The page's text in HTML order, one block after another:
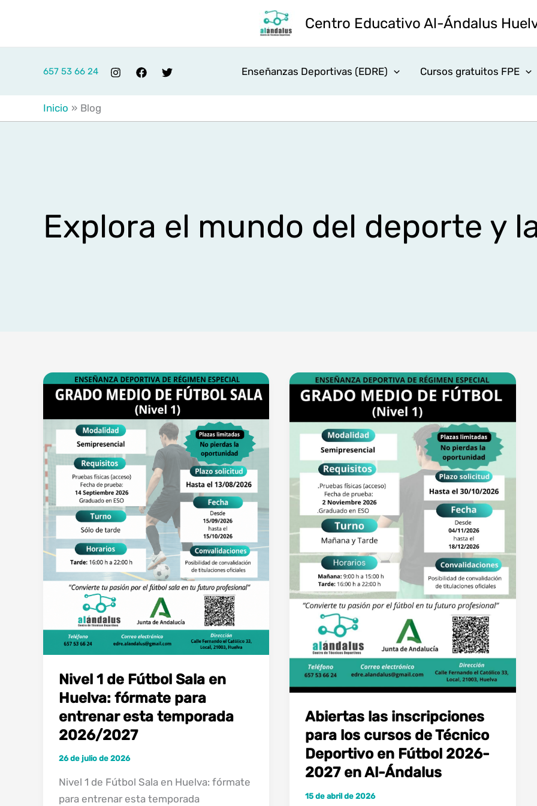
Centro Educativo Al-Ándalus
657 53 66 24 Enseñanzas Deportivas (EDRE) Cursos gratuitos FPE
Inicio Blog
Explora el mundo del deporte y
Nivel 1 de Fútbol Sala en
Huelva: fórmate para
entrenar esta temporada
2026/2027
26 de julio de 2026
Nivel 1 de Fútbol Sala en Huelva: fórmate
para entrenar esta temporada
Abiertas las inscripciones
para los cursos de Técnico
Deportivo en Fútbol 2026-
2027 en Al-Ándalus
15 de abril de 2026